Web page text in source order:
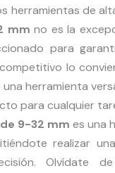
herramientas de
mm no es la
para
lo
herramienta
para cualquier
9-32 mm es una
realizar
Olvídate de